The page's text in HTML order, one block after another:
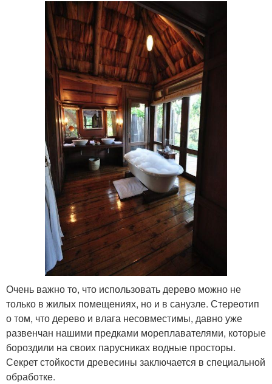
Очень важно то, что использовать дерево можно не
только в жилых помещениях, но и в санузле. Стереотип
о том, что дерево и влага несовместимы, давно уже
развенчан нашими предками мореплавателями, которые
бороздили на своих парусниках водные просторы.
Секрет стойкости древесины заключается в специальной
обработке.